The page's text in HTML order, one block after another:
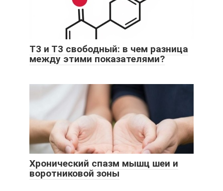
Т3 и Т3 свободный: в чем разница
между этими показателями?
Хронический спазм мышц шеи и
воротниковой зоны